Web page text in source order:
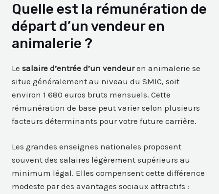
Quelle est la rémunération de
départ d’un vendeur en
animalerie ?
Le salaire d’entrée d’un vendeuren animalerie se
situe généralement au niveau du SMIC, soit
environ 1 680 euros bruts mensuels. Cette
rémunération de base peut varier selon plusieurs
facteurs déterminants pour votre future carrière.
Les grandes enseignes nationales proposent
souvent des salaires légèrement supérieurs au
minimum légal. Elles compensent cette différence
modeste par des avantages sociaux attractifs :